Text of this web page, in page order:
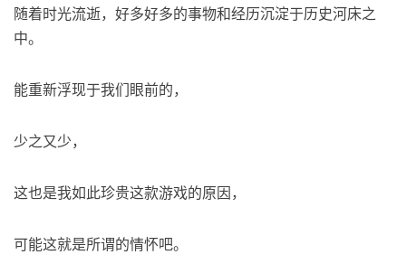
随着时光流逝，好多好多的事物和经历沉淀于历史河床之
中。
能重新浮现于我们眼前的，
少之又少，
这也是我如此珍贵这款游戏的原因，
可能这就是所谓的情怀吧。